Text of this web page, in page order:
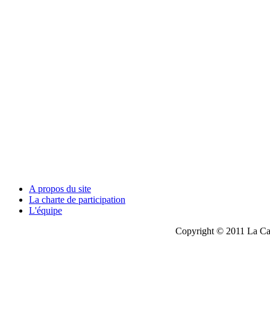
A propos du site
La charte de participation
L'équipe
Copyright © 2011 La